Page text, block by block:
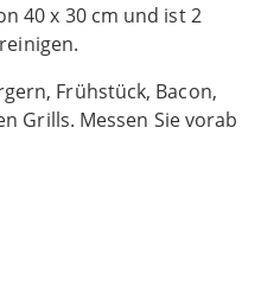
40 x 30 cm und ist 2
Frühstück, Bacon,
Grills. Messen Sie vorab